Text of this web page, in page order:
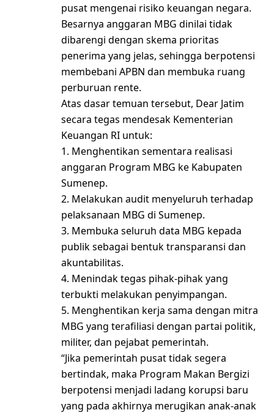
pusat mengenai risiko keuangan negara.
Besarnya anggaran MBG dinilai tidak
dibarengi dengan skema prioritas
penerima yang jelas, sehingga berpotensi
membebani APBN dan membuka ruang
perburuan rente.
Atas dasar temuan tersebut, Dear Jatim
secara tegas mendesak Kementerian
Keuangan RI untuk:
1. Menghentikan sementara realisasi
anggaran Program MBG ke Kabupaten
Sumenep.
2. Melakukan audit menyeluruh terhadap
pelaksanaan MBG di Sumenep.
3. Membuka seluruh data MBG kepada
publik sebagai bentuk transparansi dan
akuntabilitas.
4. Menindak tegas pihak-pihak yang
terbukti melakukan penyimpangan.
5. Menghentikan kerja sama dengan mitra
MBG yang terafiliasi dengan partai politik,
militer, dan pejabat pemerintah.
“Jika pemerintah pusat tidak segera
bertindak, maka Program Makan Bergizi
berpotensi menjadi ladang korupsi baru
yang pada akhirnya merugikan anak-anak